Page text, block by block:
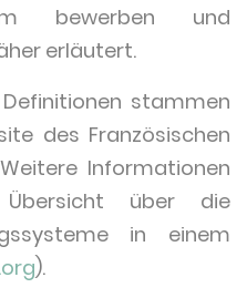
bewerben und
erläutert.
stammen
des Französischen
Informationen
über die
in einem
).